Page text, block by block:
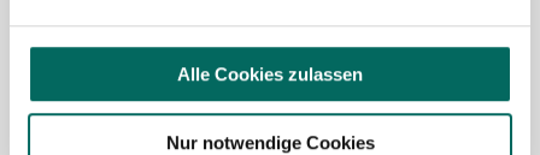
Alle Cookies zulassen
Nur notwendige Cookies
Fragen zu unseren Stellenangeboten oder zum
Ablauf nach Ihrer kostenlosen Stellenanfrage
melden Sie sich gern.